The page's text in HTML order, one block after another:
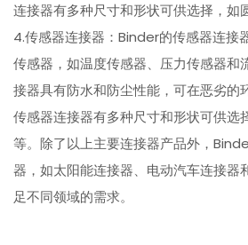
连接器有多种尺寸和形状可供选择，如
4.传感器连接器：Binder的传感器连接
传感器，如温度传感器、压力传感器和
接器具有防水和防尘性能，可在恶劣的
传感器连接器有多种尺寸和形状可供选
等。除了以上主要连接器产品外，
器，如太阳能连接器、电动汽车连接器
足不同领域的需求。